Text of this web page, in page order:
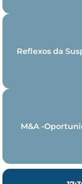
Reflexos da
M&A -